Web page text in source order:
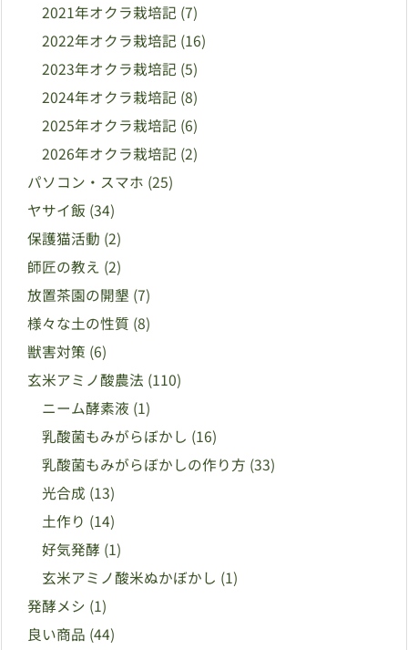
2021年オクラ栽培記 (7)
2022年オクラ栽培記 (16)
2023年オクラ栽培記 (5)
2024年オクラ栽培記 (8)
2025年オクラ栽培記 (6)
2026年オクラ栽培記 (2)
パソコン・スマホ (25)
ヤサイ飯 (34)
保護猫活動 (2)
師匠の教え (2)
放置茶園の開墾 (7)
様々な土の性質 (8)
獣害対策 (6)
玄米アミノ酸農法 (110)
ニーム酵素液 (1)
乳酸菌もみがらぼかし (16)
乳酸菌もみがらぼかしの作り方 (33)
光合成 (13)
土作り (14)
好気発酵 (1)
玄米アミノ酸米ぬかぼかし (1)
発酵メシ (1)
良い商品 (44)